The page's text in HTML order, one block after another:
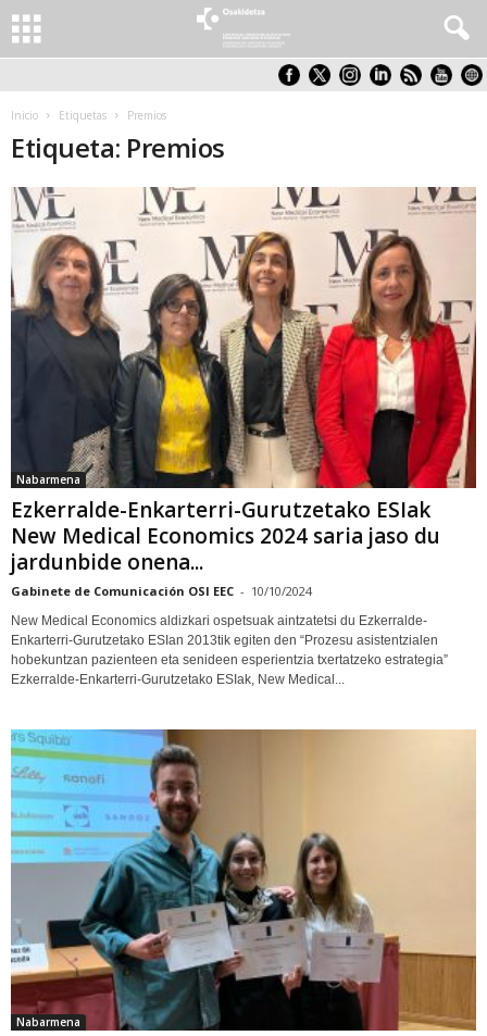
Inicio Etiquetas Premios
Etiqueta: Premios
Nabarmena
Ezkerralde-Enkarterri-Gurutzetako ESIak
New Medical Economics 2024 saria jaso du
jardunbide onena...
Gabinete de Comunicación OSI EEC - 10/10/2024
New Medical Economics aldizkari ospetsuak aintzatetsi du Ezkerralde-
Enkarterri-Gurutzetako ESIan 2013tik egiten den “Prozesu asistentzialen
hobekuntzan pazienteen eta senideen esperientzia txertatzeko estrategia”
Ezkerralde-Enkarterri-Gurutzetako ESIak, New Medical...
Nabarmena